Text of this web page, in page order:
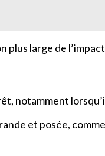
large de
notamment
et posée,